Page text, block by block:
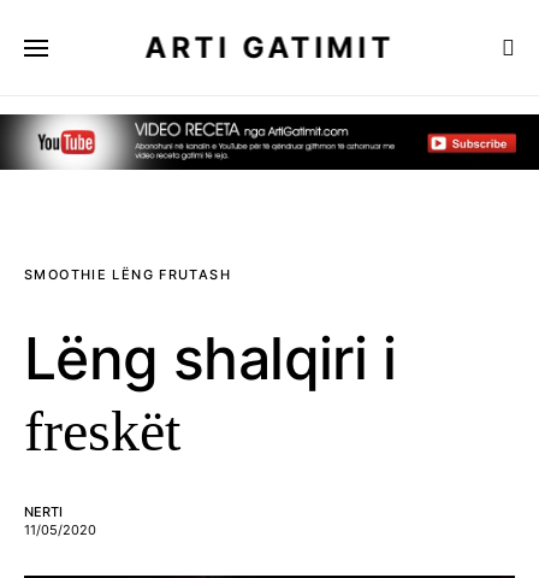
ARTI GATIMIT
SMOOTHIE LËNG FRUTASH
Lëng shalqiri i
freskët
NERTI
11/05/2020